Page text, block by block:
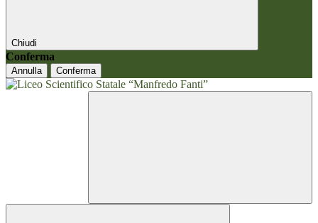
Chiudi
Conferma
Annulla Conferma